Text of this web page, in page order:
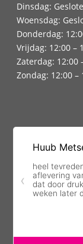
Dinsdag:
Woensdag:
Donderdag:
Vrijdag: 12:00 –
Zaterdag: 12:00
Zondag: 12:00 –